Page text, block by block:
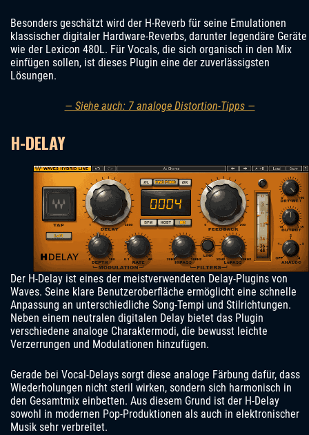
Besonders geschätzt wird der H-Reverb für seine Emulationen
klassischer digitaler Hardware-Reverbs, darunter legendäre Geräte
wie der Lexicon 480L. Für Vocals, die sich organisch in den Mix
einfügen sollen, ist dieses Plugin eine der zuverlässigsten
Lösungen.
— Siehe auch: 7 analoge Distortion-Tipps —
H-DELAY
Der H-Delay ist eines der meistverwendeten Delay-Plugins von
Waves. Seine klare Benutzeroberfläche ermöglicht eine schnelle
Anpassung an unterschiedliche Song-Tempi und Stilrichtungen.
Neben einem neutralen digitalen Delay bietet das Plugin
verschiedene analoge Charaktermodi, die bewusst leichte
Verzerrungen und Modulationen hinzufügen.
Gerade bei Vocal-Delays sorgt diese analoge Färbung dafür, dass
Wiederholungen nicht steril wirken, sondern sich harmonisch in
den Gesamtmix einbetten. Aus diesem Grund ist der H-Delay
sowohl in modernen Pop-Produktionen als auch in elektronischer
Musik sehr verbreitet.